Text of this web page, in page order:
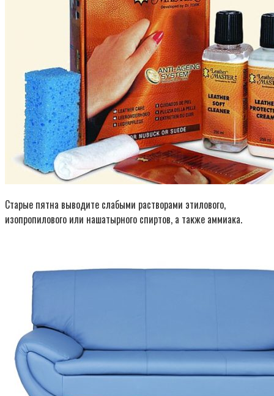
Старые пятна выводите слабыми растворами этилового,
изопропилового или нашатырного спиртов, а также аммиака.